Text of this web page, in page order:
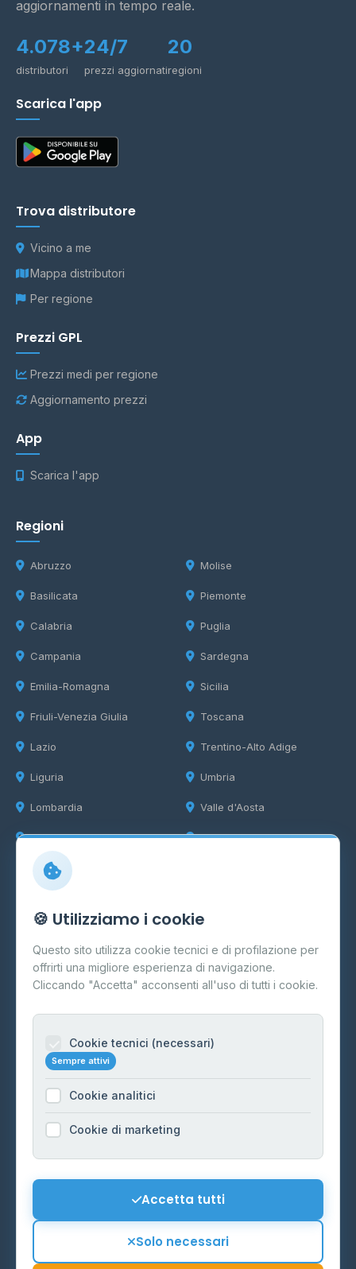
aggiornamenti in tempo reale.
4.078+
distributori
24/7
prezzi aggiornati
20
regioni
Scarica l'app
Trova distributore
Vicino a me
Mappa distributori
Per regione
Prezzi GPL
Prezzi medi per regione
Aggiornamento prezzi
App
Scarica l'app
Regioni
Abruzzo
Basilicata
Calabria
Campania
Emilia-Romagna
Friuli-Venezia Giulia
Lazio
Liguria
Lombardia
Marche
Molise
Piemonte
Puglia
Sardegna
Sicilia
Toscana
Trentino-Alto Adige
Umbria
Valle d'Aosta
Veneto
Info
Cos'è il GPL
FAQ
Contatti
Informazioni legali
Cookie Policy
Preferenze Cookie
Mappa del sito
🍪 Utilizziamo i cookie
Questo sito utilizza cookie tecnici e di profilazione per
offrirti una migliore esperienza di navigazione.
Cliccando "Accetta" acconsenti all'uso di tutti i cookie.
Cookie tecnici (necessari)
Sempre attivi
Cookie analitici
Cookie di marketing
Accetta tutti
Solo necessari